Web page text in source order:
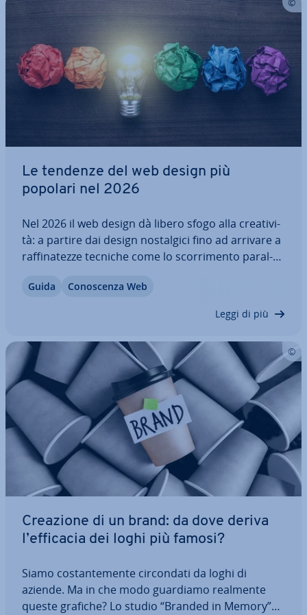
Le tendenze del web design più
popolari nel 2026
Nel 2026 il web design dà libero sfogo alla crea­ti­vi­
tà: a partire dai design no­stal­gi­ci fino ad arrivare a
raf­fi­na­tez­ze tecniche come lo scor­ri­men­to pa­ral­
questo caso è quella di integrare nel proprio
Guida Co­no­scen­za Web
Leggi di più
Creazione di un brand: da dove deriva
l’efficacia dei loghi più famosi?
Siamo co­stan­te­men­te cir­con­da­ti da loghi di
aziende. Ma in che modo guardiamo realmente
queste grafiche? Lo studio “Branded in Memory”